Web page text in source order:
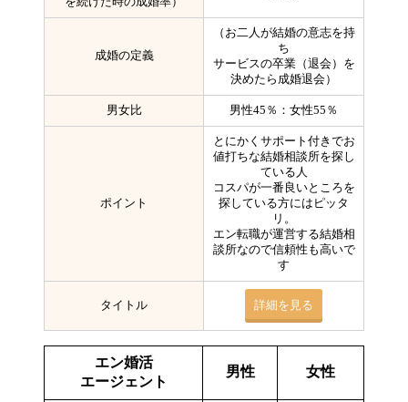
成婚の定義
（お二人が結婚の意志を持
ち
サービスの卒業（退会）を
決めたら成婚退会）
男女比 男性45％：女性55％
ポイント
とにかくサポート付きでお
値打ちな結婚相談所を探し
ている人
コスパが一番良いところを
探している方にはピッタ
リ。
エン転職が運営する結婚相
談所なので信頼性も高いで
す
タイトル 詳細を見る
エン婚活
エージェント
男性 女性